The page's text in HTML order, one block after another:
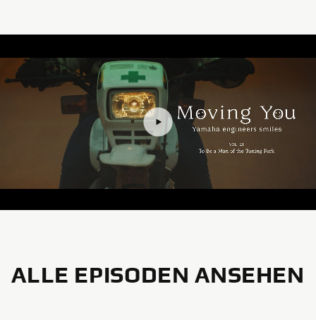
ALLE EPISODEN ANSEHEN